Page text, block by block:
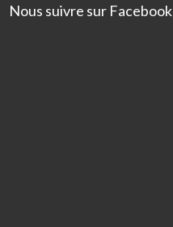
Nous suivre sur Facebook